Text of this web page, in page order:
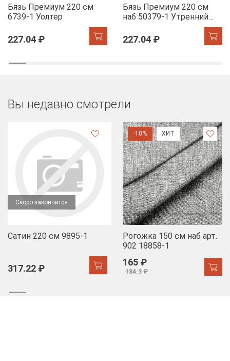
Бязь Премиум 220 см
6739-1 Уолтер
227.04 ₽
Бязь Премиум 220 см
наб 50379-1 Утренний
227.04 ₽
Вы недавно смотрели
Скоро закончится
Сатин 220 см 9895-1
317.22 ₽
-10% ХИТ
Рогожка 150 см наб арт.
902 18858-1
165 ₽
184.3 ₽